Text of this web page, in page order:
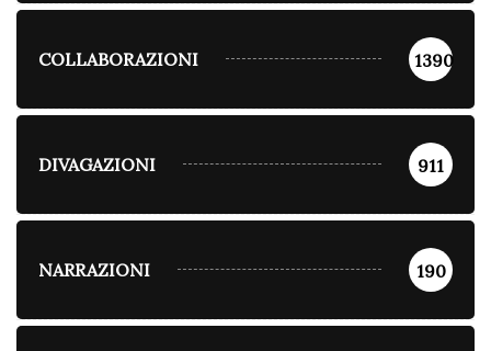
COLLABORAZIONI 1390
DIVAGAZIONI 911
NARRAZIONI 190